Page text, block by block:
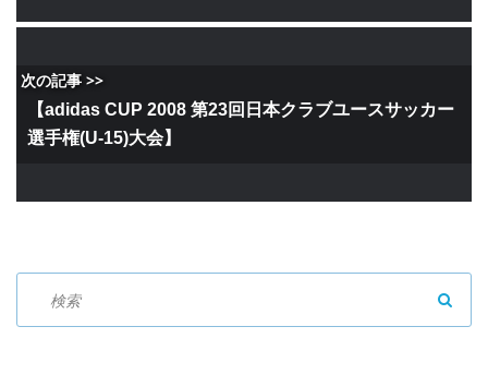
次の記事 >>
【adidas CUP 2008 第23回日本クラブユースサッカー
選手権(U-15)大会】